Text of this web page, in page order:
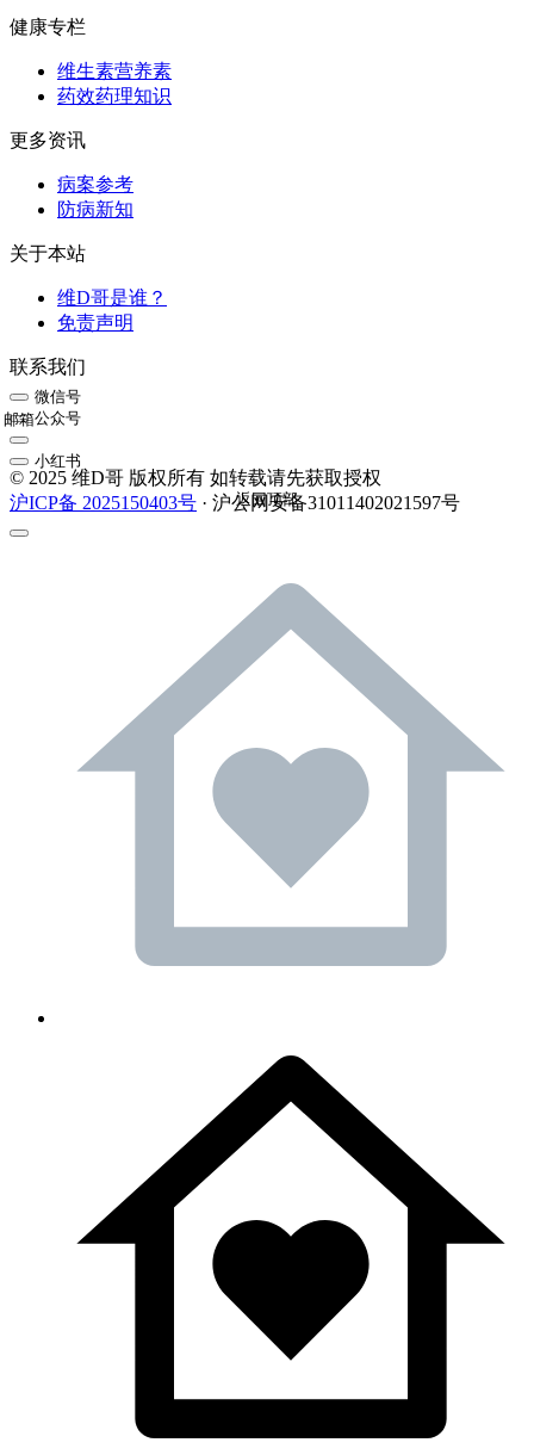
健康专栏
维生素营养素
药效药理知识
更多资讯
病案参考
防病新知
关于本站
维D哥是谁？
免责声明
联系我们
微信号
公众号
邮箱
小红书
© 2025 维D哥 版权所有 如转载请先获取授权
沪ICP备 2025150403号 · 沪公网安备31011402021597号
返回顶部